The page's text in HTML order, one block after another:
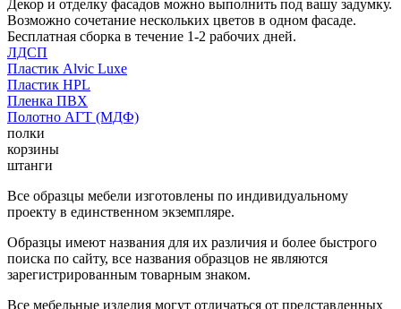
Декор и отделку фасадов можно выполнить под вашу задумку.
Возможно сочетание нескольких цветов в одном фасаде.
Бесплатная сборка в течение 1-2 рабочих дней.
ЛДСП
Пластик Alvic Luxe
Пластик HPL
Пленка ПВХ
Полотно АГТ (МДФ)
полки
корзины
штанги
Все образцы мебели изготовлены по индивидуальному
проекту в единственном экземпляре.
Образцы имеют названия для их различия и более быстрого
поиска по сайту, все названия образцов не являются
зарегистрированным товарным знаком.
Все мебельные изделия могут отличаться от представленных